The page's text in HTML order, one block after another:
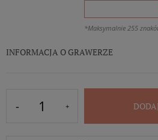
*Maksymalnie 255
INFORMACJA O GRAWERZE